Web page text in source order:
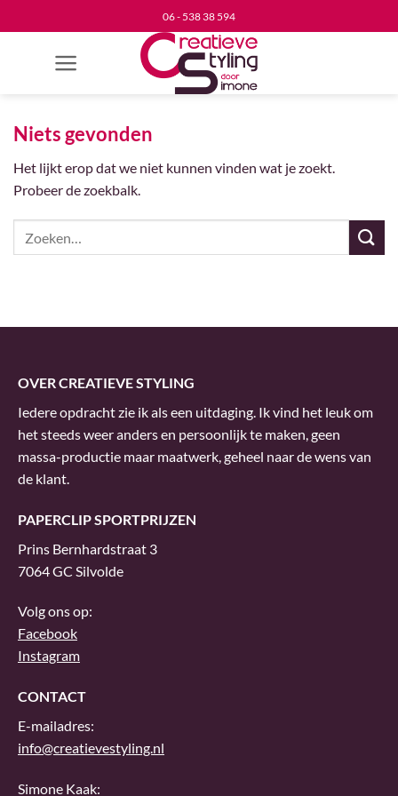
naar
06 - 538 38 594
Niets gevonden
Het lijkt erop dat we niet kunnen vinden wat je zoekt.
Probeer de zoekbalk.
OVER CREATIEVE STYLING
Iedere opdracht zie ik als een uitdaging. Ik vind het leuk om
het steeds weer anders en persoonlijk te maken, geen
massa-productie maar maatwerk, geheel naar de wens van
de klant.
PAPERCLIP SPORTPRIJZEN
Prins Bernhardstraat 3
7064 GC Silvolde
Volg ons op:
Facebook
Instagram
CONTACT
E-mailadres:
info@creatievestyling.nl
Simone Kaak: